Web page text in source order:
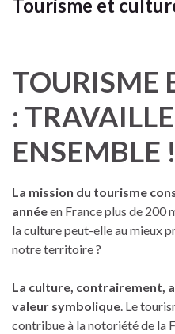
Tourisme et
TOURISME
:
ENSEMBLE !
La mission du tourisme
annéeen France plus de 200
la culture peut-elle au mieux
notre territoire ?
La culture, contrairement,
valeur symbolique. Le
contribue à la notoriété de la